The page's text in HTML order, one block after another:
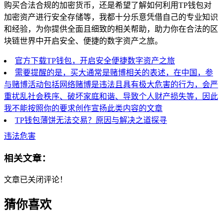
购买合法合规的加密货币，还是希望了解如何利用TP钱包对
加密资产进行安全存储等，我都十分乐意凭借自己的专业知识
和经验，为你提供全面且细致的相关帮助，助力你在合法的区
块链世界中开启安全、便捷的数字资产之旅。
官方下载TP钱包，开启安全便捷数字资产之旅
需要提醒的是，买大通常是赌博相关的表述，在中国，参
与赌博活动包括网络赌博是违法且具有极大危害的行为，会严
重扰乱社会秩序、破坏家庭和谐、导致个人财产损失等，因此
我不能按照你的要求创作宣扬此类内容的文章
TP钱包薄饼无法交易？原因与解决之道探寻
违法危害
相关文章：
文章已关闭评论！
猜你喜欢